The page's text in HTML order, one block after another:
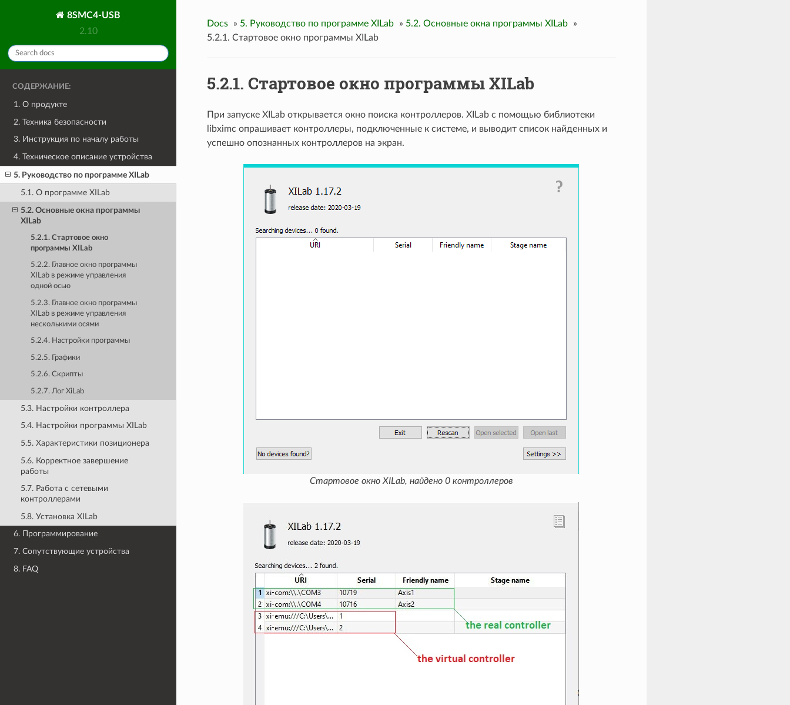
8SMC4-USB
2.10
СОДЕРЖАНИЕ:
1. О продукте
2. Техника безопасности
3. Инструкция по началу работы
4. Техническое описание устройства
5. Руководство по программе XILab
5.1. О программе XILab
5.2. Основные окна программы
XILab
5.2.1. Стартовое окно
программы XILab
5.2.2. Главное окно программы
XILab в режиме управления
одной осью
5.2.3. Главное окно программы
XILab в режиме управления
несколькими осями
5.2.4. Настройки программы
5.2.5. Графики
5.2.6. Скрипты
5.2.7. Лог XiLab
5.3. Настройки контроллера
5.4. Настройки программы XILab
5.5. Характеристики позиционера
5.6. Корректное завершение
работы
5.7. Работа с сетевыми
контроллерами
5.8. Установка XILab
6. Программирование
7. Сопутствующие устройства
8. FAQ
Docs » 5. Руководство по программе XILab » 5.2. Основные окна программы XILab
»
5.2.1. Стартовое окно программы XILab
5.2.1. Стартовое окно программы XILab
При запуске XILab открывается окно поиска контроллеров. XILab с помощью библиотеки
libximc опрашивает контроллеры, подключенные к системе, и выводит список найденных и
успешно опознанных контроллеров на экран.
Стартовое окно XILab, найдено 0 контроллеров